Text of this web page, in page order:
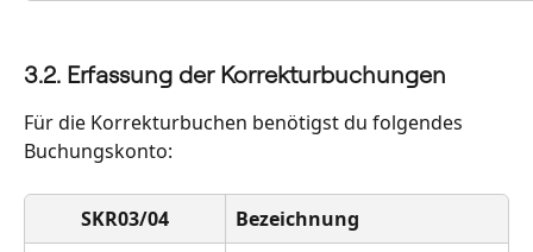
3.2. Erfassung der Korrekturbuchungen
Für die Korrekturbuchen benötigst du folgendes
Buchungskonto:
SKR03/04
Bezeichnung